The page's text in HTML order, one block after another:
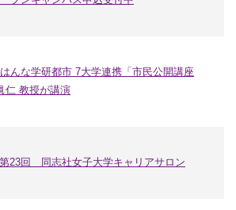
はんな学研都市 7大学連携「市民公開講座
仁 教授が講演
第23回 同志社女子大学キャリアサロン